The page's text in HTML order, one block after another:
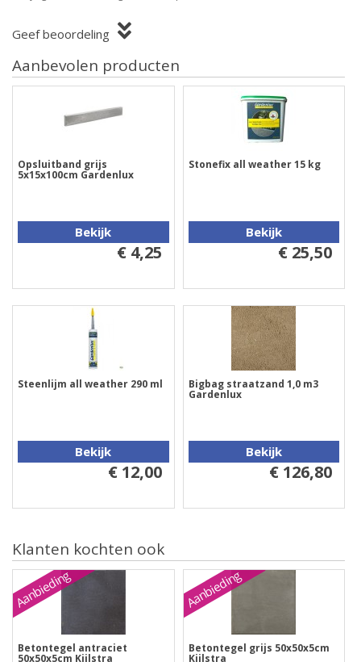
Geef beoordeling
Aanbevolen producten
Opsluitband grijs
5x15x100cm Gardenlux
Bekijk
€ 4,25
Stonefix all weather 15 kg
Bekijk
€ 25,50
Steenlijm all weather 290 ml
Bekijk
€ 12,00
Bigbag straatzand 1,0 m3
Gardenlux
Bekijk
€ 126,80
Klanten kochten ook
Aanbieding
Betontegel antraciet
50x50x5cm Kijlstra
Aanbieding
Betontegel grijs 50x50x5cm
Kijlstra